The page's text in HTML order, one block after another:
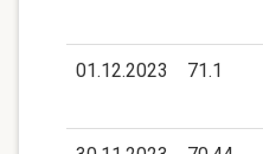
01.12.2023 71.1